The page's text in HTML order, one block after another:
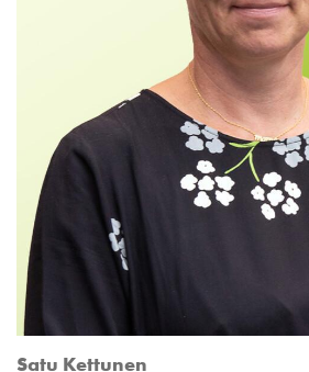
Satu Kettunen